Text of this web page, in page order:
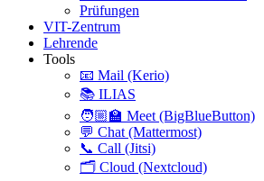
Prüfungen
VIT-Zentrum
Lehrende
Tools
📧 Mail (Kerio)
📚 ILIAS
🧑🏼‍🏫 Meet (BigBlueButton)
💬 Chat (Mattermost)
📞 Call (Jitsi)
🗂️ Cloud (Nextcloud)